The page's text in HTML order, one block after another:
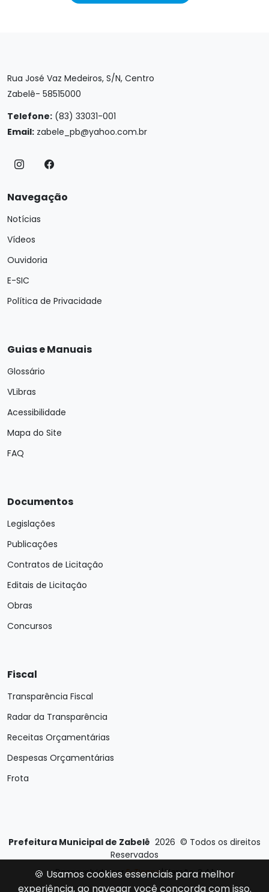
Rua José Vaz Medeiros, S/N, Centro
Zabelê- 58515000
Telefone: (83) 33031-001
Email: zabele_pb@yahoo.com.br
Navegação
Notícias
Vídeos
Ouvidoria
E-SIC
Política de Privacidade
Guias e Manuais
Glossário
VLibras
Acessibilidade
Mapa do Site
FAQ
Documentos
Legislações
Publicações
Contratos de Licitação
Editais de Licitação
Obras
Concursos
Fiscal
Transparência Fiscal
Radar da Transparência
Receitas Orçamentárias
Despesas Orçamentárias
Frota
Prefeitura Municipal de Zabelê 2026 © Todos os direitos
Reservados
Desenvolvido porE-Ticons| Versão: 2.4.1
🍪 Usamos cookies essenciais para melhor
experiência, ao navegar você concorda com isso.